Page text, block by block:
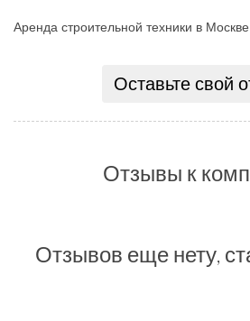
Аренда строительной техники в
Оставьте свой
Отзывы к
Отзывов еще нету,